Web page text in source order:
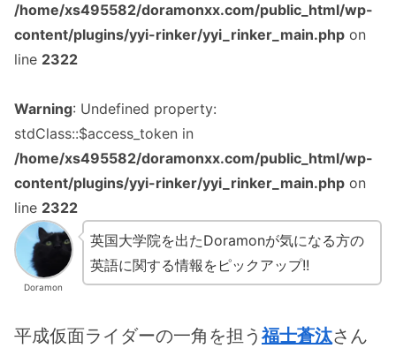
/home/xs495582/doramonxx.com/public_html/wp-
content/plugins/yyi-rinker/yyi_rinker_main.php on
line 2322
Warning: Undefined property:
stdClass::$access_token in
/home/xs495582/doramonxx.com/public_html/wp-
content/plugins/yyi-rinker/yyi_rinker_main.php on
line 2322
Doramon
英国大学院を出たDoramonが気になる方の
英語に関する情報をピックアップ!!
平成仮面ライダーの一角を担う福士蒼汰さん